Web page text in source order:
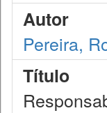
Autor
Pereira,
Título